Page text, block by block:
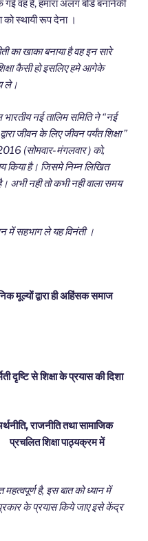
वह है, हमारा अलग बोर्ड बनानेकी
स्थायी रूप देना ।
का खाका बनाया है वह इन सारे
कैसी हो इसलिए हमे आगेके
ले।
नई तालिम समिति ने“नई
द्वारा जीवन के लिए जीवन पर्यंत शिक्षा”
(सोमवार-मंगलवार) को,
कियाहै। जिसमे निम्न लिखित
अभी नही तो कभी नही वाला समय
में सहभाग लेयह विनंती ।
मूल्यों द्वारा ही अहिंसक समाज
दृष्टि सेशिक्षाके प्रयासकीदिशा
,राजनीति तथा सामाजिक
शिक्षा पाठ्यक्रम में
है, इस बात को ध्यान में
के प्रयास कियेजाए इसे केंद्र